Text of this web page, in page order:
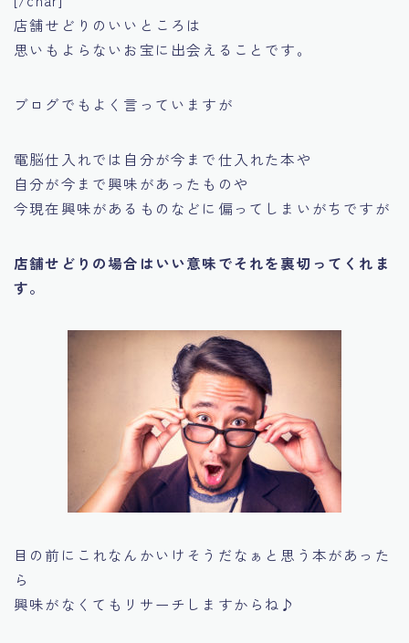
店舗せどりのいいところは
思いもよらないお宝に出会えることです。
ブログでもよく言っていますが
電脳仕入れでは自分が今まで仕入れた本や
自分が今まで興味があったものや
今現在興味があるものなどに偏ってしまいがちですが
店舗せどりの場合はいい意味でそれを裏切ってくれま
す。
目の前に これなんかいけそうだなぁ と思う本があった
ら
興味がなくてもリサーチしますからね♪